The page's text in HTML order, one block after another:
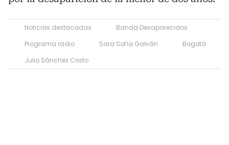
Noticias destacadas
Banda Desaparecidos
Programa radio
Sara Sofía Galván
Bogotá
Julio Sánchez Cristo